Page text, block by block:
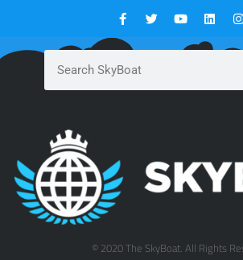
© 2020 The SkyBoat. All Rights